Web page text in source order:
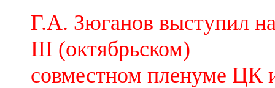
Г.А. Зюганов выступил
III (октябрьском)
совместном пленуме ЦК